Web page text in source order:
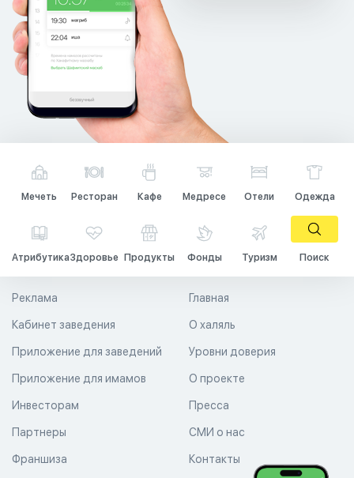
Мечеть Ресторан Кафе Медресе Отели Одежда
АтрибутикаЗдоровье Продукты Фонды Туризм Поиск
Главная
О халяль
Уровни доверия
Реклама
Кабинет заведения
Приложение для заведений
Приложение для имамов О проекте
Пресса
СМИ о нас
Контакты
Инвесторам
Партнеры
Франшиза